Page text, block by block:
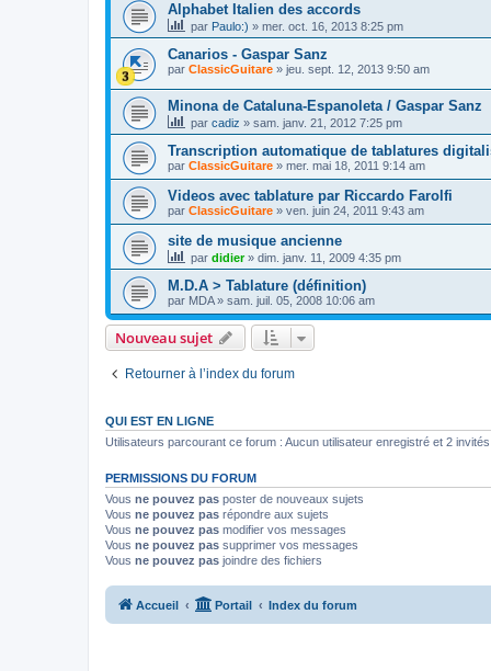
Alphabet Italien des accords
par Paulo:) » mer. oct. 16, 2013 8:25 pm
Canarios - Gaspar Sanz
par ClassicGuitare » jeu. sept. 12, 2013 9:50 am
Minona de Cataluna-Espanoleta / Gaspar Sanz
par cadiz » sam. janv. 21, 2012 7:25 pm
Transcription automatique de tablatures
par ClassicGuitare » mer. mai 18, 2011 9:14 am
Videos avec tablature par Riccardo Farolfi
par ClassicGuitare » ven. juin 24, 2011 9:43 am
site de musique ancienne
par didier» dim. janv. 11, 2009 4:35 pm
M.D.A > Tablature (définition)
par MDA» sam. juil. 05, 2008 10:06 am
Nouveau sujet
Retourner à l’index du forum
QUI EST EN LIGNE
Utilisateurs parcourant ce forum : Aucun utilisateur enregistré et 2 invités
PERMISSIONS DU FORUM
Vous ne pouvez pas poster de nouveaux sujets
Vous ne pouvez pas répondre aux sujets
Vous ne pouvez pas modifier vos messages
Vous ne pouvez pas supprimer vos messages
Vous ne pouvez pas joindre des fichiers
Accueil Portail Index du forum